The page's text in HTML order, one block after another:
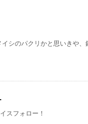
シのパクリかと思いきや
スフォロー！